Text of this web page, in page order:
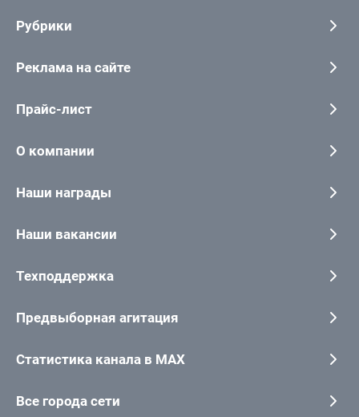
Рубрики
Реклама на сайте
Прайс-лист
О компании
Наши награды
Наши вакансии
Техподдержка
Предвыборная агитация
Статистика канала в MAX
Все города сети